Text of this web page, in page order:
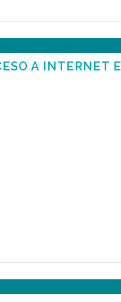
A INTERNET